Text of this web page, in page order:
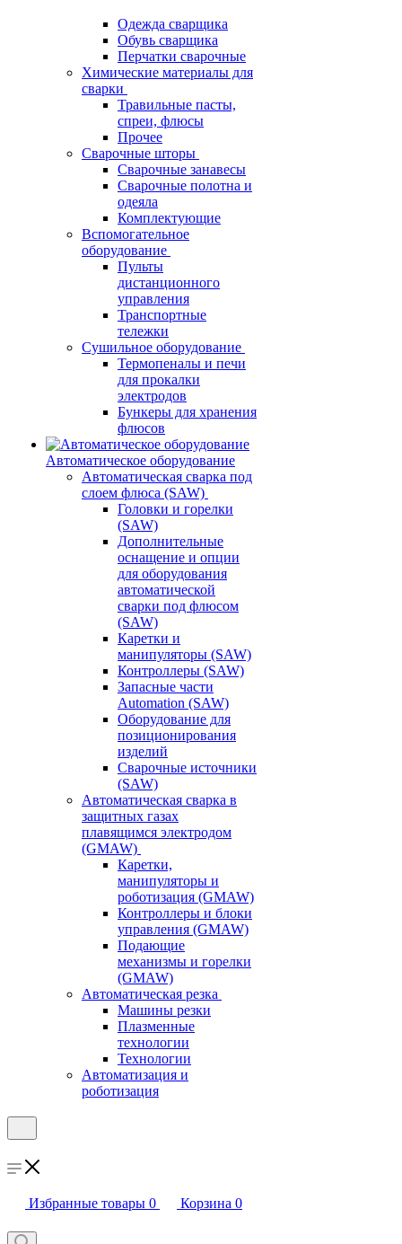
Одежда сварщика
Обувь сварщика
Перчатки сварочные
Химические материалы для
сварки
Травильные пасты,
спреи, флюсы
Прочее
Сварочные шторы
Сварочные занавесы
Сварочные полотна и
одеяла
Комплектующие
Вспомогательное
оборудование
Пульты
дистанционного
управления
Транспортные
тележки
Сушильное оборудование
Термопеналы и печи
для прокалки
электродов
Бункеры для хранения
флюсов
Автоматическое оборудование
Автоматическая сварка под
слоем флюса (SAW)
Головки и горелки
(SAW)
Дополнительные
оснащение и опции
для оборудования
автоматической
сварки под флюсом
(SAW)
Каретки и
манипуляторы (SAW)
Контроллеры (SAW)
Запасные части
Automation (SAW)
Оборудование для
позиционирования
изделий
Сварочные источники
(SAW)
Автоматическая сварка в
защитных газах
плавящимся электродом
(GMAW)
Каретки,
манипуляторы и
роботизация (GMAW)
Контроллеры и блоки
управления (GMAW)
Подающие
механизмы и горелки
(GMAW)
Автоматическая резка
Машины резки
Плазменные
технологии
Технологии
Автоматизация и
роботизация
Избранные товары 0 Корзина 0